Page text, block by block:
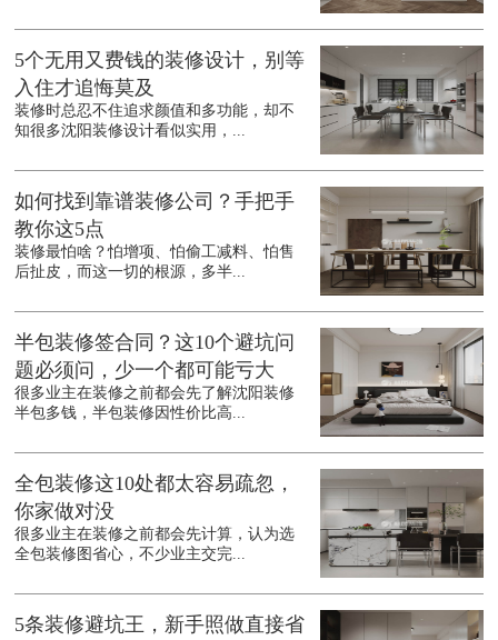
5个无用又费钱的装修设计，别等
入住才追悔莫及
装修时总忍不住追求颜值和多功能，却不
知很多沈阳装修设计看似实用，...
如何找到靠谱装修公司？手把手
教你这5点
装修最怕啥？怕增项、怕偷工减料、怕售
后扯皮，而这一切的根源，多半...
半包装修签合同？这10个避坑问
题必须问，少一个都可能亏大
很多业主在装修之前都会先了解沈阳装修
半包多钱，半包装修因性价比高...
全包装修这10处都太容易疏忽，
你家做对没
很多业主在装修之前都会先计算，认为选
全包装修图省心，不少业主交完...
5条装修避坑王，新手照做直接省